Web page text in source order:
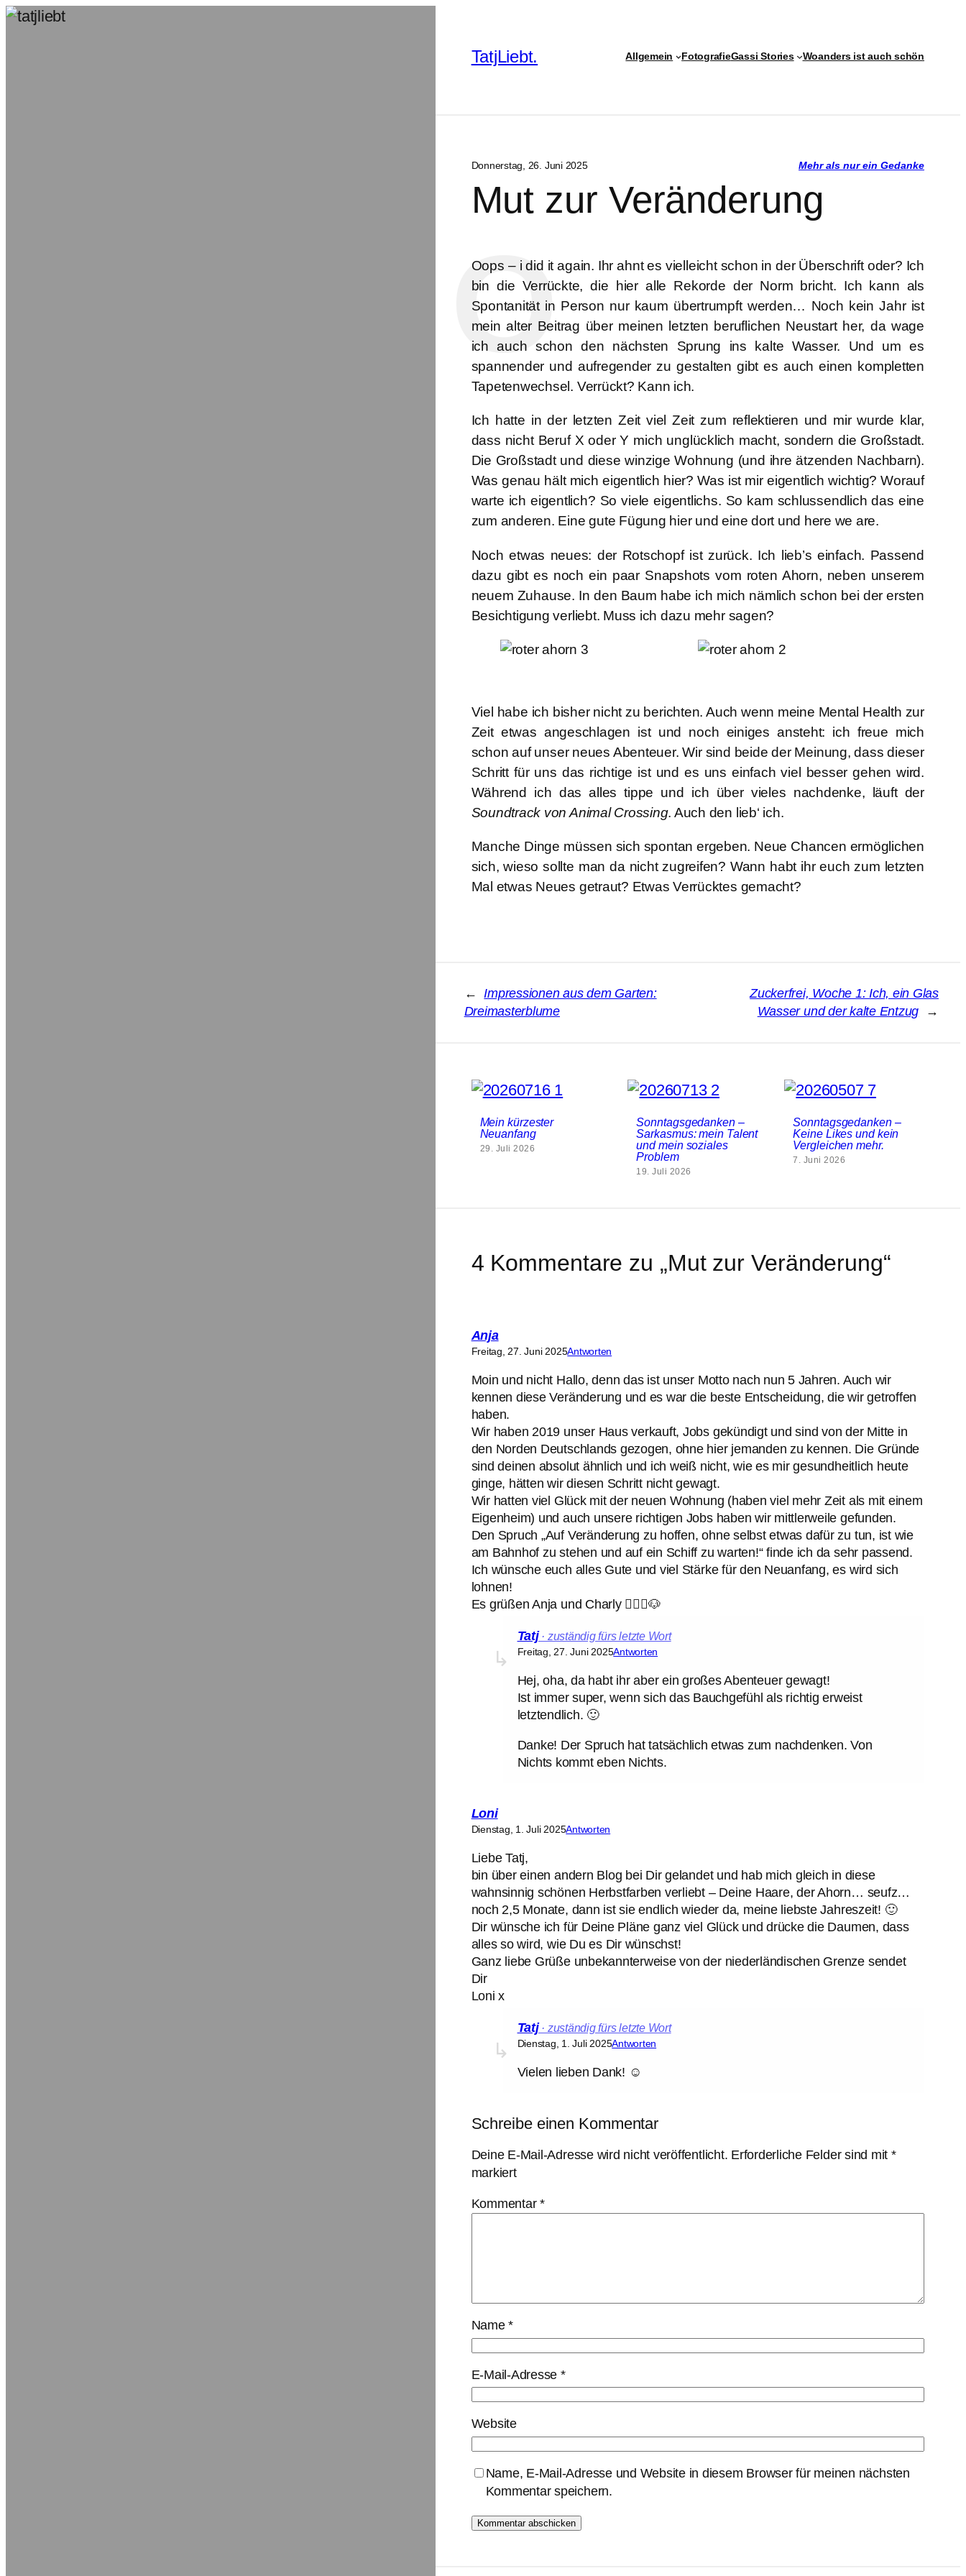
TatjLiebt. Allgemein FotografieGassi Stories Woanders ist auch schön
Donnerstag, 26. Juni 2025 Mehr als nur ein Gedanke
Mut zur Veränderung
Oops – i did it again. Ihr ahnt es vielleicht schon in der Überschrift oder? Ich
bin die Verrückte, die hier alle Rekorde der Norm bricht. Ich kann als
Spontanität in Person nur kaum übertrumpft werden… Noch kein Jahr ist
mein alter Beitrag über meinen letzten beruflichen Neustart her, da wage
ich auch schon den nächsten Sprung ins kalte Wasser. Und um es
spannender und aufregender zu gestalten gibt es auch einen kompletten
Tapetenwechsel. Verrückt? Kann ich.
Ich hatte in der letzten Zeit viel Zeit zum reflektieren und mir wurde klar,
dass nicht Beruf X oder Y mich unglücklich macht, sondern die Großstadt.
Die Großstadt und diese winzige Wohnung (und ihre ätzenden Nachbarn).
Was genau hält mich eigentlich hier? Was ist mir eigentlich wichtig? Worauf
warte ich eigentlich? So viele eigentlichs. So kam schlussendlich das eine
zum anderen. Eine gute Fügung hier und eine dort und here we are.
Noch etwas neues: der Rotschopf ist zurück. Ich lieb’s einfach. Passend
dazu gibt es noch ein paar Snapshots vom roten Ahorn, neben unserem
neuem Zuhause. In den Baum habe ich mich nämlich schon bei der ersten
Besichtigung verliebt. Muss ich dazu mehr sagen?
Viel habe ich bisher nicht zu berichten. Auch wenn meine Mental Health zur
Zeit etwas angeschlagen ist und noch einiges ansteht: ich freue mich
schon auf unser neues Abenteuer. Wir sind beide der Meinung, dass dieser
Schritt für uns das richtige ist und es uns einfach viel besser gehen wird.
Während ich das alles tippe und ich über vieles nachdenke, läuft der
Soundtrack von Animal Crossing. Auch den lieb‘ ich.
Manche Dinge müssen sich spontan ergeben. Neue Chancen ermöglichen
sich, wieso sollte man da nicht zugreifen? Wann habt ihr euch zum letzten
Mal etwas Neues getraut? Etwas Verrücktes gemacht?
←
Impressionen aus dem Garten:
Dreimasterblume
Zuckerfrei, Woche 1: Ich, ein Glas
Wasser und der kalte Entzug
→
Mein kürzester
Neuanfang
29. Juli 2026
Sonntagsgedanken –
Sarkasmus: mein Talent
und mein soziales
Problem
19. Juli 2026
Sonntagsgedanken –
Keine Likes und kein
Vergleichen mehr.
7. Juni 2026
4 Kommentare zu „Mut zur Veränderung“
Anja
Freitag, 27. Juni 2025Antworten
Moin und nicht Hallo, denn das ist unser Motto nach nun 5 Jahren. Auch wir
kennen diese Veränderung und es war die beste Entscheidung, die wir getroffen
haben.
Wir haben 2019 unser Haus verkauft, Jobs gekündigt und sind von der Mitte in
den Norden Deutschlands gezogen, ohne hier jemanden zu kennen. Die Gründe
sind deinen absolut ähnlich und ich weiß nicht, wie es mir gesundheitlich heute
ginge, hätten wir diesen Schritt nicht gewagt.
Wir hatten viel Glück mit der neuen Wohnung (haben viel mehr Zeit als mit einem
Eigenheim) und auch unsere richtigen Jobs haben wir mittlerweile gefunden.
Den Spruch „Auf Veränderung zu hoffen, ohne selbst etwas dafür zu tun, ist wie
am Bahnhof zu stehen und auf ein Schiff zu warten!“ finde ich da sehr passend.
Ich wünsche euch alles Gute und viel Stärke für den Neuanfang, es wird sich
lohnen!
Es grüßen Anja und Charly 🙋🏻‍♀️🐶
Tatj
Freitag, 27. Juni 2025Antworten
Hej, oha, da habt ihr aber ein großes Abenteuer gewagt!
Ist immer super, wenn sich das Bauchgefühl als richtig erweist
letztendlich. 🙂
Danke! Der Spruch hat tatsächlich etwas zum nachdenken. Von
Nichts kommt eben Nichts.
Loni
Dienstag, 1. Juli 2025Antworten
Liebe Tatj,
bin über einen andern Blog bei Dir gelandet und hab mich gleich in diese
wahnsinnig schönen Herbstfarben verliebt – Deine Haare, der Ahorn… seufz…
noch 2,5 Monate, dann ist sie endlich wieder da, meine liebste Jahreszeit! 🙂
Dir wünsche ich für Deine Pläne ganz viel Glück und drücke die Daumen, dass
alles so wird, wie Du es Dir wünschst!
Ganz liebe Grüße unbekannterweise von der niederländischen Grenze sendet
Dir
Loni x
Tatj
Dienstag, 1. Juli 2025Antworten
Vielen lieben Dank! ☺️
Schreibe einen Kommentar
Deine E-Mail-Adresse wird nicht veröffentlicht. Erforderliche Felder sind mit *
markiert
Kommentar*
Name*
E-Mail-Adresse *
Website
Name, E-Mail-Adresse und Website in diesem Browser für meinen nächsten
Kommentar speichern.